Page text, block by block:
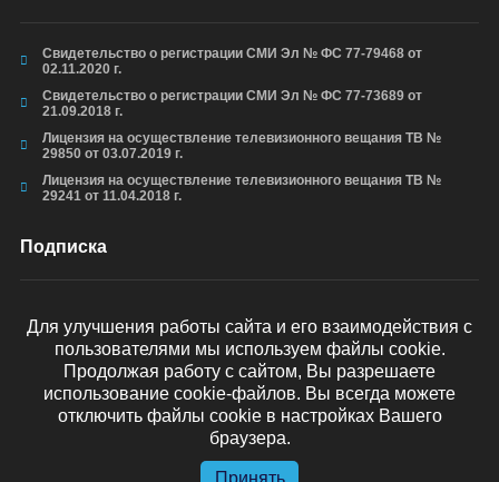
Свидетельство о регистрации СМИ Эл № ФС 77-79468 от
02.11.2020 г.
Свидетельство о регистрации СМИ Эл № ФС 77-73689 от
21.09.2018 г.
Лицензия на осуществление телевизионного вещания ТВ №
29850 от 03.07.2019 г.
Лицензия на осуществление телевизионного вещания ТВ №
29241 от 11.04.2018 г.
Подписка
ОТПРАВИТЬ
. Все права защищены.
Для улучшения работы сайта и его взаимодействия с
пользователями мы используем файлы cookie.
Продолжая работу с сайтом, Вы разрешаете
использование cookie-файлов. Вы всегда можете
отключить файлы cookie в настройках Вашего
браузера.
Принять